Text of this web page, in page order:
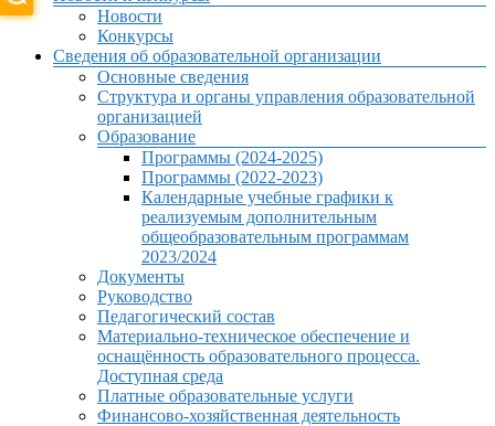
Новости
Конкурсы
Сведения об образовательной организации
Основные сведения
Структура и органы управления образовательной
организацией
Образование
Программы (2024-2025)
Программы (2022-2023)
Календарные учебные графики к
реализуемым дополнительным
общеобразовательным программам
2023/2024
Документы
Руководство
Педагогический состав
Материально-техническое обеспечение и
оснащённость образовательного процесса.
Доступная среда
Платные образовательные услуги
Финансово-хозяйственная деятельность